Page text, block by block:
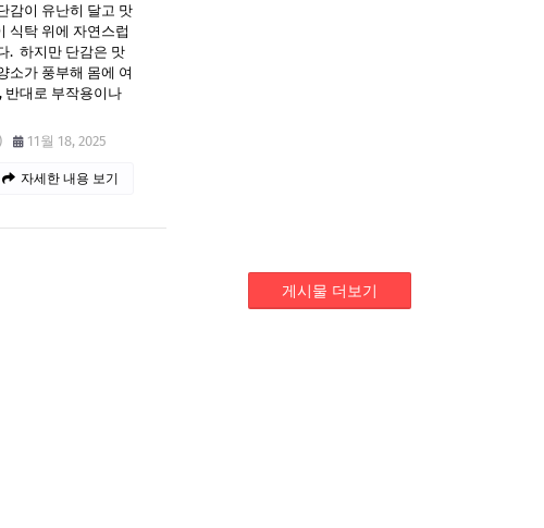
감이 유난히 달고 맛
식탁 위에 자연스럽
. 하지만 단감은 맛
소가 풍부해 몸에 여
반대로 부작용이나
11월 18, 2025
자세한 내용 보기
게시물 더보기